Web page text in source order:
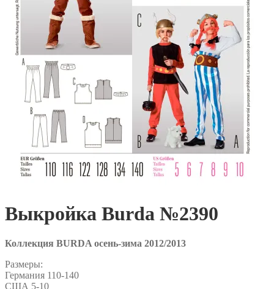
Выкройка Burda №2390
Коллекция BURDA осень-зима 2012/2013
Размеры:
Германия 110-140
США 5-10